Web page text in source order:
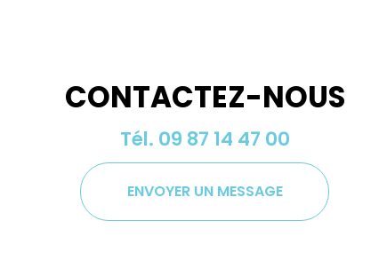
CONTACTEZ-NOUS
Tél. 09 87 14 47 00
ENVOYER UN MESSAGE